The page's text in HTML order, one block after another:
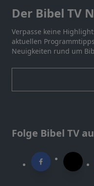
Der Bibel TV
Verpasse keine
aktuellen
Neuigkeiten rund um
Folge Bibel TV